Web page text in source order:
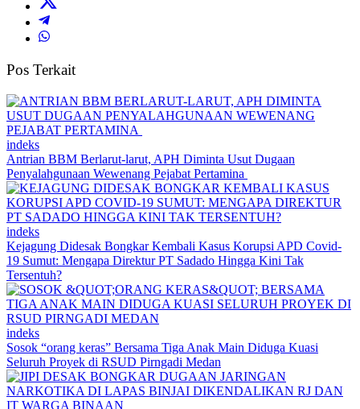
Pos Terkait
indeks
Antrian BBM Berlarut-larut, APH Diminta Usut Dugaan
Penyalahgunaan Wewenang Pejabat Pertamina
indeks
Kejagung Didesak Bongkar Kembali Kasus Korupsi APD Covid-
19 Sumut: Mengapa Direktur PT Sadado Hingga Kini Tak
Tersentuh?
indeks
Sosok “orang keras” Bersama Tiga Anak Main Diduga Kuasi
Seluruh Proyek di RSUD Pirngadi Medan